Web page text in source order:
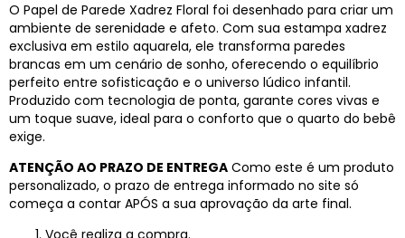
O Papel de Parede Xadrez Floral foi desenhado para criar um
ambiente de serenidade e afeto. Com sua estampa xadrez
exclusiva em estilo aquarela, ele transforma paredes
brancas em um cenário de sonho, oferecendo o equilíbrio
perfeito entre sofisticação e o universo lúdico infantil.
Produzido com tecnologia de ponta, garante cores vivas e
um toque suave, ideal para o conforto que o quarto do bebê
exige.
ATENÇÃO AO PRAZO DE ENTREGA Como este é um produto
personalizado, o prazo de entrega informado no site só
começa a contar APÓS a sua aprovação da arte final.